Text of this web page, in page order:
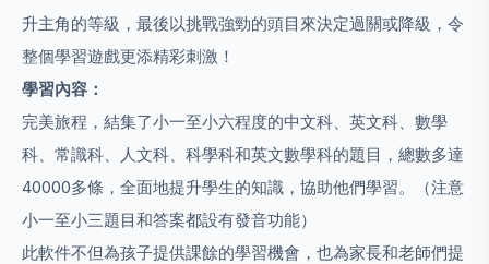
升主角的等級，最後以挑戰強勁的頭目來決定過關或降級，令
整個學習遊戲更添精彩刺激！
學習內容：
完美旅程，結集了小一至小六程度的中文科、英文科、數學
科、常識科、人文科、科學科和英文數學科的題目，總數多達
40000多條，全面地提升學生的知識，協助他們學習。（注意
小一至小三題目和答案都設有發音功能）
此軟件不但為孩子提供課餘的學習機會，也為家長和老師們提